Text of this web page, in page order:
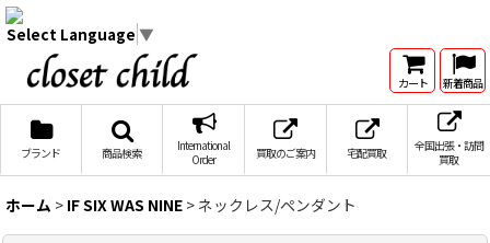
Select Language ▼
カート 新着商品
ブランド 商品検索
International
Order
買取のご案内 宅配買取
全国出張・訪問
買取
ホーム > IF SIX WAS NINE > ネックレス/ペンダント